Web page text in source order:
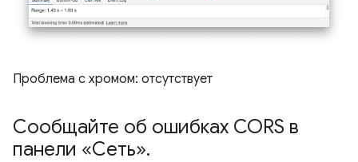
Проблема с хромом: отсутствует
Сообщайте об ошибках CORS в
панели «Сеть».